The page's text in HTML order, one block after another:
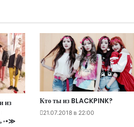
из
◦•≫
Кто ты из BLACKPINK?
21.07.2018 в 22:00